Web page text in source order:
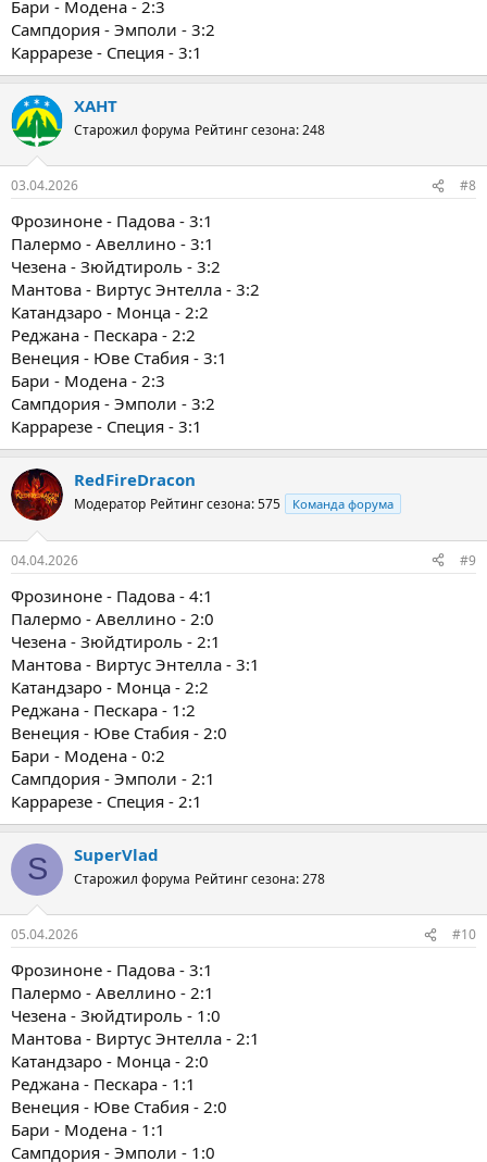
Бари - Модена - 2:3
Сампдория - Эмполи - 3:2
Каррарезе - Специя - 3:1
ХАНТ
Старожил форума Рейтинг сезона: 248
03.04.2026 #8
Фрозиноне - Падова - 3:1
Палермо - Авеллино - 3:1
Чезена - Зюйдтироль - 3:2
Мантова - Виртус Энтелла - 3:2
Катандзаро - Монца - 2:2
Реджана - Пескара - 2:2
Венеция - Юве Стабия - 3:1
Бари - Модена - 2:3
Сампдория - Эмполи - 3:2
Каррарезе - Специя - 3:1
RedFireDracon
Модератор Рейтинг сезона: 575 Команда форума
04.04.2026 #9
Фрозиноне - Падова - 4:1
Палермо - Авеллино - 2:0
Чезена - Зюйдтироль - 2:1
Мантова - Виртус Энтелла - 3:1
Катандзаро - Монца - 2:2
Реджана - Пескара - 1:2
Венеция - Юве Стабия - 2:0
Бари - Модена - 0:2
Сампдория - Эмполи - 2:1
Каррарезе - Специя - 2:1
S SuperVlad
Старожил форума Рейтинг сезона: 278
05.04.2026 #10
Фрозиноне - Падова - 3:1
Палермо - Авеллино - 2:1
Чезена - Зюйдтироль - 1:0
Мантова - Виртус Энтелла - 2:1
Катандзаро - Монца - 2:0
Реджана - Пескара - 1:1
Венеция - Юве Стабия - 2:0
Бари - Модена - 1:1
Сампдория - Эмполи - 1:0